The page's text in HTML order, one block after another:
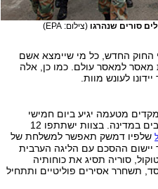
סורים שנהרגו (צילום: EPA)
החוק החדש, כל מי שיימצא אשם
יקבל עונשים שנעים בין 15 שנות מאסר למאסר עולם. כמו כן, אלה
לעונש מוות.
מטעמה יגיע ביום חמישי
לסוריה כדי להכין את משימת המשקיפים הערבים במדינה. בצוות ישתתפו 12
שלפיו דמשק תאפשר למשלחת של
יישום ההסכם עם הליגה הערבית
סוריה תסיג את כוחותיה
תשחרר אסירים פוליטיים ותתחיל